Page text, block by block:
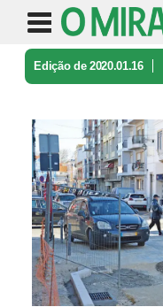
Edição de 2020.01.16